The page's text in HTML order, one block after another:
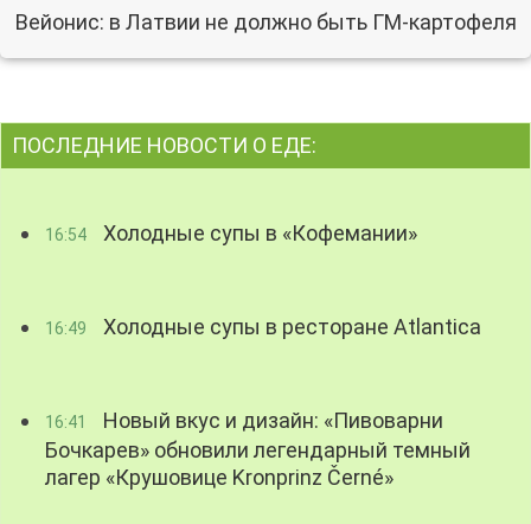
Вейонис: в Латвии не должно быть ГМ-картофеля
ПОСЛЕДНИЕ НОВОСТИ О ЕДЕ:
16:54 Холодные супы в «Кофемании»
16:49 Холодные супы в ресторане Atlantica
16:41
Новый вкус и дизайн: «Пивоварни
Бочкарев» обновили легендарный темный
лагер «Крушовице Kronprinz Černé»